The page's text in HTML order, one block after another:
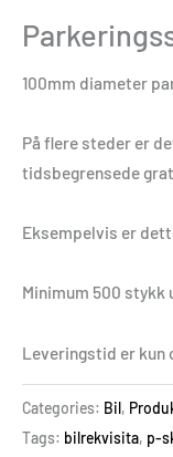
100mm diameter
På flere steder er
tidsbegrensede
Eksempelvis er
Minimum 500 stykk
Leveringstid er kun
Categories: Bil,
Tags: bilrekvisita, p-